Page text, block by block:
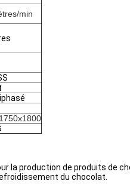
min
la production de produits de
du chocolat.